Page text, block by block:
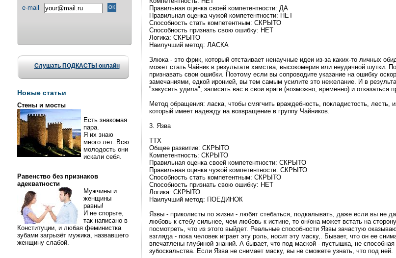
e-mail
Слушать ПОДКАСТЫ онлайн
Новые статьи
Стены и мосты
Есть знакомая
пара.
Я их знаю
много лет. Всю
молодость они
искали себя.
Равенство без признаков
адекватности
Мужчины и
женщины
равны!
И не спорьте,
так написано в
Конституции, и любая феминистка
зубами загрызёт мужика, назвавшего
женщину слабой.
Правильная оценка своей компетентности: ДА
Правильная оценка чужой компетентности: НЕТ
Способность стать компетентным: СКРЫТО
Способность признать свою ошибку: НЕТ
Логика: СКРЫТО
Наилучший метод: ЛАСКА
Злюка - это фрик, который отстаивает ненаучные идеи из-за каких-то личных
может стать Чайник в результате хамства, высокомерия или неудачной шутки.
признавать свои ошибки. Поэтому если вы сопроводите указание на ошибку
замечаниями, едкой иронией, вы тем самым усилите это нежелание. И в
"закусить удила", записать вас в свои враги (возможно, временно) и
Метод обращения: ласка, чтобы смягчить враждебность, покладистость, лесть,
который имеет надежду на возвращение в группу Чайников.
3. Язва
ТТХ
Общее развитие: СКРЫТО
Компетентность: СКРЫТО
Правильная оценка своей компетентности: СКРЫТО
Правильная оценка чужой компетентности: СКРЫТО
Способность стать компетентным: СКРЫТО
Способность признать свою ошибку: НЕТ
Логика: СКРЫТО
Наилучший метод: ПОЕДИНОК
Язвы - приколисты по жизни - любят стебаться, подкалывать, даже если вы не
любовь к стебу сильнее, чем любовь к истине, то он/она может встать на
посмотреть, что из этого выйдет. Реальные способности Язвы зачастую
взгляда - пока человек играет эту роль, носит эту маску,. Бывает, что он ее
впечатлены глубиной знаний. А бывает, что под маской - пустышка, не
зубоскальства. Если Язва не снимает маску, вы не сможете узнать, что под ней.